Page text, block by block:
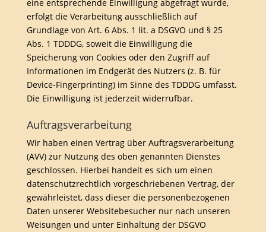
eine entsprechende Einwilligung abgefragt wurde,
erfolgt die Verarbeitung ausschließlich auf
Grundlage von Art. 6 Abs. 1 lit. a DSGVO und § 25
Abs. 1 TDDDG, soweit die Einwilligung die
Speicherung von Cookies oder den Zugriff auf
Informationen im Endgerät des Nutzers (z. B. für
Device-Fingerprinting) im Sinne des TDDDG umfasst.
Die Einwilligung ist jederzeit widerrufbar.
Auftragsverarbeitung
Wir haben einen Vertrag über Auftragsverarbeitung
(AVV) zur Nutzung des oben genannten Dienstes
geschlossen. Hierbei handelt es sich um einen
datenschutzrechtlich vorgeschriebenen Vertrag, der
gewährleistet, dass dieser die personenbezogenen
Daten unserer Websitebesucher nur nach unseren
Weisungen und unter Einhaltung der DSGVO